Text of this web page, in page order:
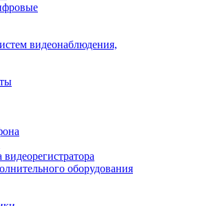
видеонаблюдения,
оборудования